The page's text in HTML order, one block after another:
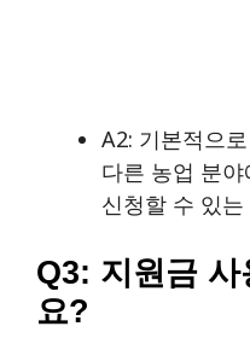
A2: 기본적으
다른 농업 분
신청할 수 있
Q3: 지원금
요?